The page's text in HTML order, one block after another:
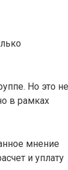
Но это не
в рамках
мнение
и уплату